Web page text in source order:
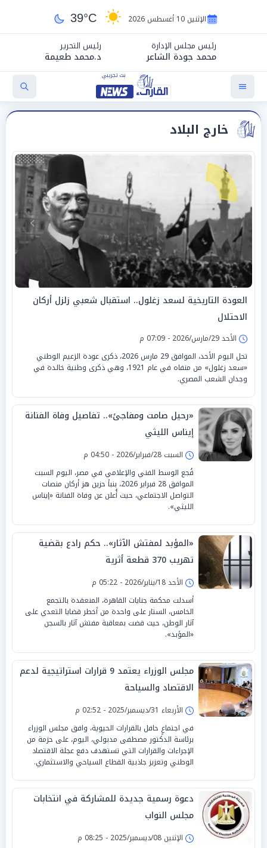
الإثنين 10 أغسطس 2026 39°C
رئيس مجلس الإدارة
محمد جودة الشاعر
رئيس التحرير
د.محمد طعيمة
خارج البلاد
العودة التاريخية لسعد زغلول.. استقبال شعبي زلزل أركان
الاحتلال
الأحد 29/مارس/2026 - 07:09 م
تحل اليوم الأحد، الموافق 29 مارس 2026، ذكرى عودة الزعيم الوطني
«سعد زغلول» من منفاه في عام 1921، وهي ذكرى وطنية خالدة في
وجدان الشعب المصري.
«رحيل صامت ومفاجئ».. تفاصيل وفاة الفنانة
إيناس الليثي
السبت 28/فبراير/2026 - 04:50 م
فُجع الوسط الفني والإعلامي في مصر، اليوم السبت
الموافق 28 فبراير 2026، بنبأ حزين هز أركان منصات
التواصل الاجتماعي، حيث أُعلن عن وفاة الفنانة «إيناس
الليثي».
«المؤبد لمفتش الآثار».. حكم رادع بقضية
تهريب 370 قطعة أثرية
الأحد 18/يناير/2026 - 05:22 م
أسدلت محكمة جنايات القاهرة، المنعقدة بالتجمع
الخامس، الستار على واحدة من أخطر قضايا التعدي على
آثار الوطن، حيث قضت بمعاقبة مفتش آثار بالسجن
«المؤبد».
مجلس الوزراء يعتمد 9 قرارات استراتيجية لدعم
الاقتصاد والسياحة
الأربعاء 31/ديسمبر/2025 - 02:52 م
في اجتماعٍ حافل بالقرارات الحيوية، وافق مجلس الوزراء
برئاسة الدكتور مصطفى مدبولي، اليوم، على حزمة من
الإجراءات والقرارات التي تستهدف دفع عجلة الاقتصاد
الوطني وتعزيز جاذبية القطاع السياحي والاستثماري.
دعوة رسمية جديدة للمشاركة في انتخابات
مجلس النواب
الإثنين 08/ديسمبر/2025 - 08:25 م